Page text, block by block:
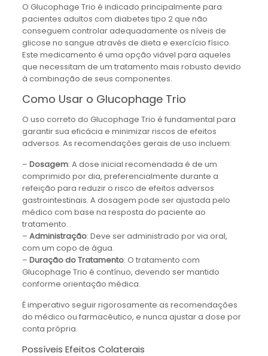
O Glucophage Trio é indicado principalmente para
pacientes adultos com diabetes tipo 2 que não
conseguem controlar adequadamente os níveis de
glicose no sangue através de dieta e exercício físico.
Este medicamento é uma opção viável para aqueles
que necessitam de um tratamento mais robusto devido
à combinação de seus componentes.
Como Usar o Glucophage Trio
O uso correto do Glucophage Trio é fundamental para
garantir sua eficácia e minimizar riscos de efeitos
adversos. As recomendações gerais de uso incluem:
–Dosagem: A dose inicial recomendada é de um
comprimido por dia, preferencialmente durante a
refeição para reduzir o risco de efeitos adversos
gastrointestinais. A dosagem pode ser ajustada pelo
médico com base na resposta do paciente ao
tratamento.
–Administração: Deve ser administrado por via oral,
com um copo de água.
–Duração do Tratamento: O tratamento com
Glucophage Trio é contínuo, devendo ser mantido
conforme orientação médica.
É imperativo seguir rigorosamente as recomendações
do médico ou farmacêutico, e nunca ajustar a dose por
conta própria.
Possíveis Efeitos Colaterais